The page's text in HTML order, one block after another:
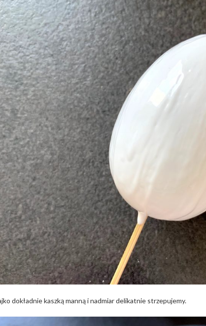
dokładnie kaszką manną i nadmiar delikatnie strzepujemy.